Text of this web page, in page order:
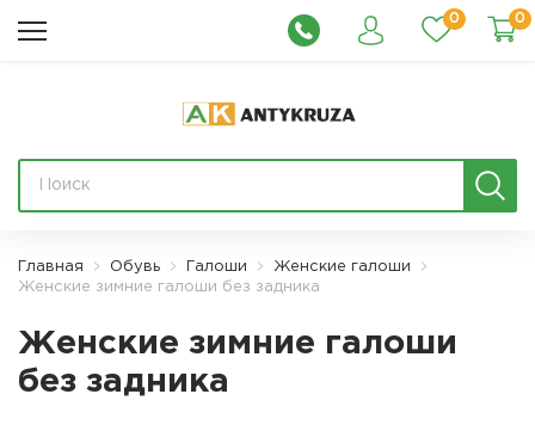
0 0
Главная Обувь Галоши
Женские галоши
Женские зимние галоши без задника
Женские зимние галоши
без задника